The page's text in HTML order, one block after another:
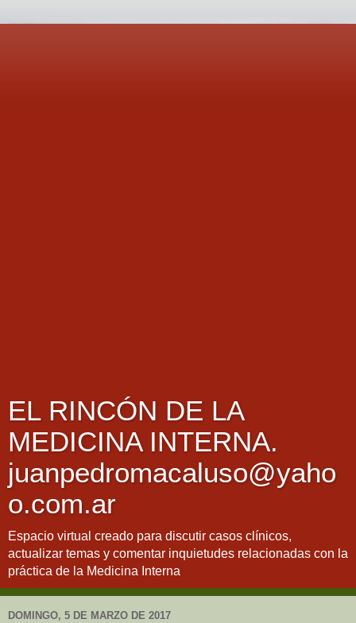
EL RINCÓN DE LA
MEDICINA INTERNA.
juanpedromacaluso@yaho
o.com.ar
Espacio virtual creado para discutir casos clínicos,
actualizar temas y comentar inquietudes relacionadas con la
práctica de la Medicina Interna
DOMINGO, 5 DE MARZO DE 2017